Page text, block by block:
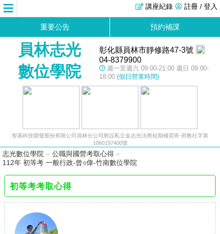
註冊 / 登入
講座紀錄
重要公告 預約補課
員林志光
數位學院
彰化縣員林市靜修路47-3號
04-8379900
週一至週六 09:00-21:00 週日 09:00-
18:00 (假日營業時間)
智基科技開發股份有限公司員林分公司附設私立金志光法商短期補習班-府教社字第
1060197400號
志光數位學院 » 公職與國營考取心得 »
112年 初等考 一般行政-曾○偉-竹南數位學院
初等考考取心得